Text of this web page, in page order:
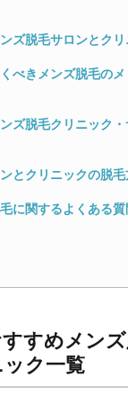
ズ脱毛サロンとク
べきメンズ脱毛のメ
ズ脱毛クリニック
とクリニックの脱
に関するよくある質
すめメン
ク一覧